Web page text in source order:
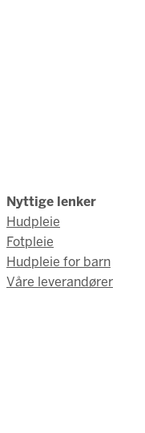
Nyttige lenker
Hudpleie
Fotpleie
Hudpleie for barn
Våre leverandører